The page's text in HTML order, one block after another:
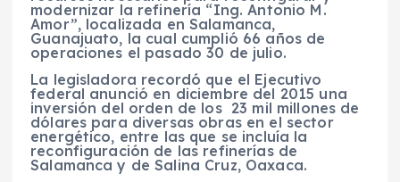
modernizar la refinería “Ing. Antonio M.
Amor”, localizada en Salamanca,
Guanajuato, la cual cumplió 66 años de
operaciones el pasado 30 de julio.
La legisladora recordó que el Ejecutivo
federal anunció en diciembre del 2015 una
inversión del orden de los 23 mil millones de
dólares para diversas obras en el sector
energético, entre las que se incluía la
reconfiguración de las refinerías de
Salamanca y de Salina Cruz, Oaxaca.